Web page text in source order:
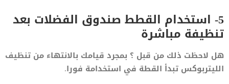
5- استخدام القطط صندوق الفضلات بعد
تنظيفة مباشرة
هل لاحظت ذلك من قبل ؟ بمجرد قيامك بالانتهاء من تنظيف
الليتربوكس تبدأ القطة في استخدامة فورا.